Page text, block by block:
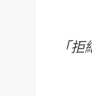
「